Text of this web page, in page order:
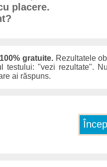
placere.
gratuite.Rezultatele
testului: "vezi rezultate".
ai răspuns.